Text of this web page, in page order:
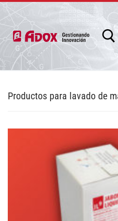
PRODUCTOS Y SERVICIOS
Productos para lavado de